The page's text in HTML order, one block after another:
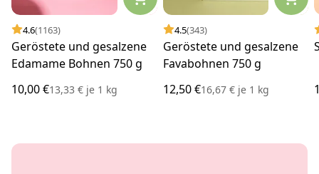
4.6(1163)
Geröstete und gesalzene
Edamame Bohnen 750 g
10,00 €13,33 € je 1 kg
4.5(343)
Geröstete und gesalzene
Favabohnen 750 g
12,50 €16,67 € je1 kg